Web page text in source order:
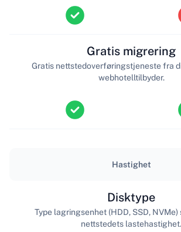
Gratis migrering
Gratis nettstedoverføringstjeneste fra
webhotelltilbyder.
Hastighet
Disktype
Type lagringsenhet (HDD, SSD,
nettstedets lastehastighet.